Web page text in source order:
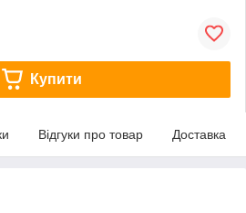
Купити
Відгуки про товар Доставка